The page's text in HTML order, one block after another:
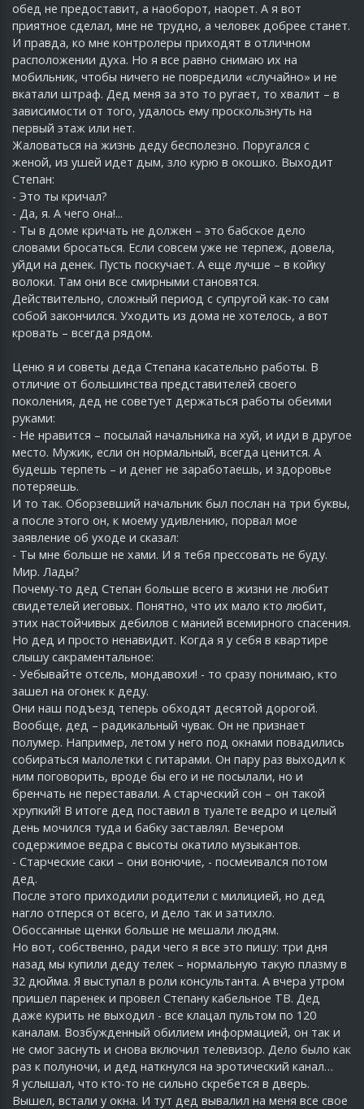
обед не предоставит, а наоборот, наорет. А я вот
приятное сделал, мне не трудно, а человек добрее станет.
И правда, ко мне контролеры приходят в отличном
расположении духа. Но я все равно снимаю их на
мобильник, чтобы ничего не повредили «случайно» и не
вкатали штраф. Дед меня за это то ругает, то хвалит – в
зависимости от того, удалось ему проскользнуть на
первый этаж или нет.
Жаловаться на жизнь деду бесполезно. Поругался с
женой, из ушей идет дым, зло курю в окошко. Выходит
Степан:
- Это ты кричал?
- Да, я. А чего она!...
- Ты в доме кричать не должен – это бабское дело
словами бросаться. Если совсем уже не терпеж, довела,
уйди на денек. Пусть поскучает. А еще лучше – в койку
волоки. Там они все смирными становятся.
Действительно, сложный период с супругой как-то сам
собой закончился. Уходить из дома не хотелось, а вот
кровать – всегда рядом.
Ценю я и советы деда Степана касательно работы. В
отличие от большинства представителей своего
поколения, дед не советует держаться работы обеими
руками:
- Не нравится – посылай начальника на хуй, и иди в другое
место. Мужик, если он нормальный, всегда ценится. А
будешь терпеть – и денег не заработаешь, и здоровье
потеряешь.
И то так. Оборзевший начальник был послан на три буквы,
а после этого он, к моему удивлению, порвал мое
заявление об уходе и сказал:
- Ты мне больше не хами. И я тебя прессовать не буду.
Мир. Лады?
Почему-то дед Степан больше всего в жизни не любит
свидетелей иеговых. Понятно, что их мало кто любит,
этих настойчивых дебилов с манией всемирного спасения.
Но дед и просто ненавидит. Когда я у себя в квартире
слышу сакраментальное:
- Уебывайте отсель, мондавохи! - то сразу понимаю, кто
зашел на огонек к деду.
Они наш подъезд теперь обходят десятой дорогой.
Вообще, дед – радикальный чувак. Он не признает
полумер. Например, летом у него под окнами повадились
собираться малолетки с гитарами. Он пару раз выходил к
ним поговорить, вроде бы его и не посылали, но и
бренчать не переставали. А старческий сон – он такой
хрупкий! В итоге дед поставил в туалете ведро и целый
день мочился туда и бабку заставлял. Вечером
содержимое ведра с высоты окатило музыкантов.
- Старческие саки – они вонючие, - посмеивался потом
дед.
После этого приходили родители с милицией, но дед
нагло отперся от всего, и дело так и затихло.
Обоссанные щенки больше не мешали людям.
Но вот, собственно, ради чего я все это пишу: три дня
назад мы купили деду телек – нормальную такую плазму в
32 дюйма. Я выступал в роли консультанта. А вчера утром
пришел паренек и провел Степану кабельное ТВ. Дед
даже курить не выходил - все клацал пультом по 120
каналам. Возбужденный обилием информацией, он так и
не смог заснуть и снова включил телевизор. Дело было как
раз к полуночи, и дед наткнулся на эротический канал…
Я услышал, что кто-то не сильно скребется в дверь.
Вышел, встали у окна. И тут дед вывалил на меня все свое